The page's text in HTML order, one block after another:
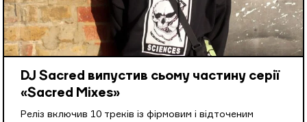
DJ Sacred випустив сьому частину серії
«Sacred Mixes»
Реліз включив 10 треків із фірмовим і відточеним